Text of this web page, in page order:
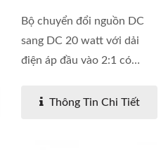
Bộ chuyển đổi nguồn DC
sang DC 20 watt với dải
điện áp đầu vào 2:1 có
Thông Tin Chi Tiết